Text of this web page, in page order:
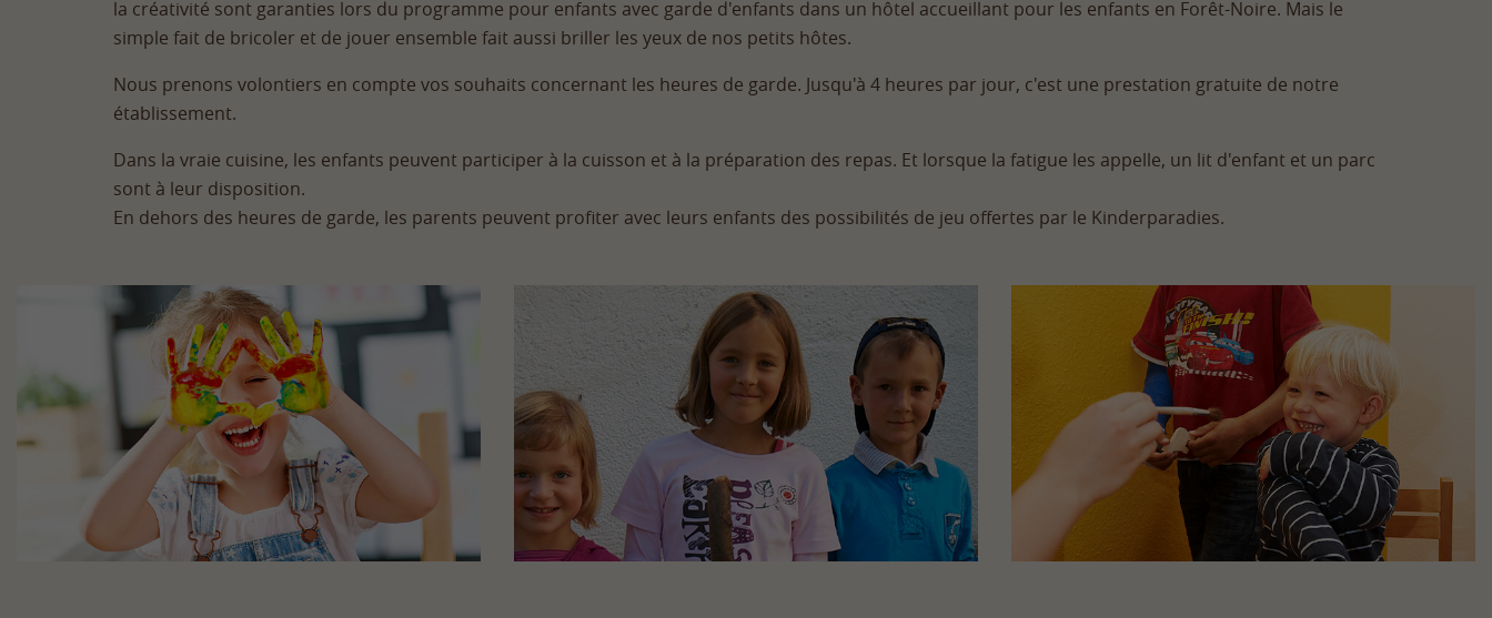
la créativité sont garanties lors du programme pour enfants avec garde d'enfants dans un hôtel accueillant pour les enfants en Forêt-Noire. Mais le
simple fait de bricoler et de jouer ensemble fait aussi briller les yeux de nos petits hôtes.
Nous prenons volontiers en compte vos souhaits concernant les heures de garde. Jusqu'à 4 heures par jour, c'est une prestation gratuite de notre
établissement.
Dans la vraie cuisine, les enfants peuvent participer à la cuisson et à la préparation des repas. Et lorsque la fatigue les appelle, un lit d'enfant et un parc
sont à leur disposition.
En dehors des heures de garde, les parents peuvent profiter avec leurs enfants des possibilités de jeu offertes par le Kinderparadies.